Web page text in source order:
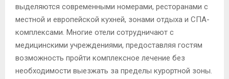
выделяются современными номерами, ресторанами с
местной и европейской кухней, зонами отдыха и СПА-
комплексами. Многие отели сотрудничают с
медицинскими учреждениями, предоставляя гостям
возможность пройти комплексное лечение без
необходимости выезжать за пределы курортной зоны.